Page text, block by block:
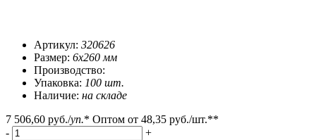
Артикул: 320626
Размер: 6х260 мм
Производство:
Упаковка: 100 шт.
Наличие: на складе
7 506,60 руб./уп.* Оптом от 48,35 руб./шт.**
-
+